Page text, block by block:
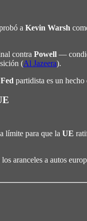
a Kevin Warsh
contra Powell —
(Al Jazeera).
Fed partidista es un hecho
límite para que la UE
los aranceles a autos